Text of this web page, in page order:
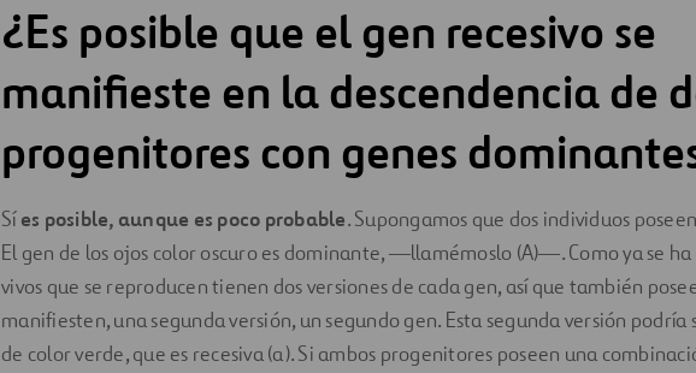
¿Es posible que el gen recesivo se
manifieste en la descendencia de
progenitores con genes
Síes posible, aunque es poco probable. Supongamos que dos individuos
El gen de los ojos color oscuro es dominante, ―llamémoslo (A)―. Como ya se ha
vivos que se reproducen tienen dos versiones de cada gen, así que también
manifiesten, una segunda versión, un segundo gen. Esta segunda versión podría
de color verde, que es recesiva (a). Si ambos progenitores poseen una